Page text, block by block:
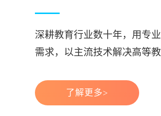
深耕教育行业数十年，用专
需求，以主流技术解决高等
了解更多>